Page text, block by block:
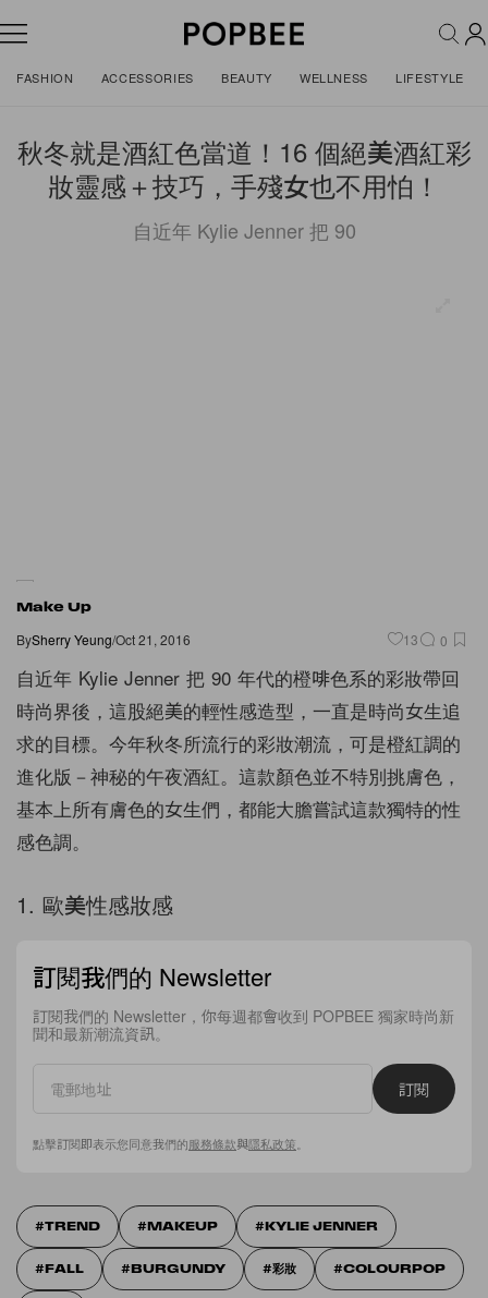
FASHION ACCESSORIES BEAUTY WELLNESS LIFESTYLE
秋冬就是酒紅色當道！16 個絕美酒紅彩
妝靈感＋技巧，手殘女也不用怕！
自近年 Kylie Jenner 把 90
Make Up
BySherry Yeung/Oct 21, 2016 13 0
自近年 Kylie Jenner 把 90 年代的橙啡色系的彩妝帶回
時尚界後，這股絕美的輕性感造型，一直是時尚女生追
求的目標。今年秋冬所流行的彩妝潮流，可是橙紅調的
進化版－神秘的午夜酒紅。這款顏色並不特別挑膚色，
基本上所有膚色的女生們，都能大膽嘗試這款獨特的性
感色調。
1. 歐美性感妝感
訂閱我們的 Newsletter
訂閱我們的 Newsletter，你每週都會收到 POPBEE 獨家時尚新
聞和最新潮流資訊。
訂閱
點擊訂閱即表示您同意我們的服務條款與隱私政策
TREND MAKEUP KYLIE JENNER
FALL BURGUNDY 彩妝 COLOURPOP